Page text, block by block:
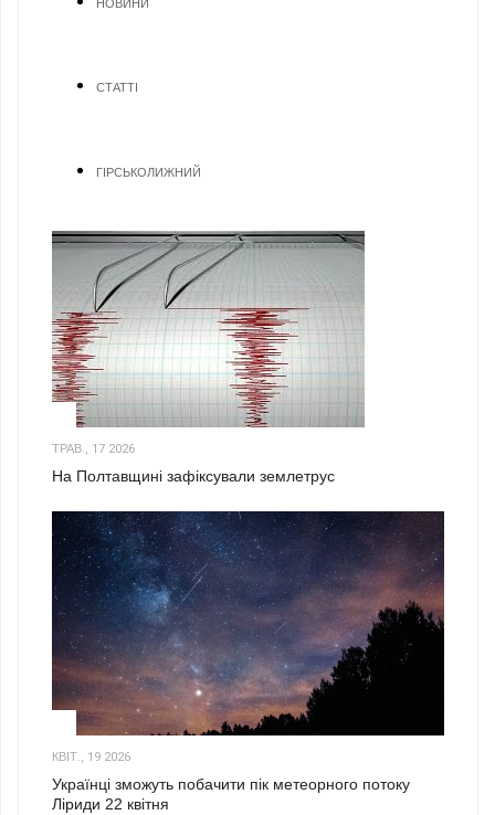
НОВИНИ
СТАТТІ
ГІРСЬКОЛИЖНИЙ
ТРАВ., 17 2026
На Полтавщині зафіксували землетрус
КВІТ., 19 2026
Українці зможуть побачити пік метеорного потоку
Ліриди 22 квітня